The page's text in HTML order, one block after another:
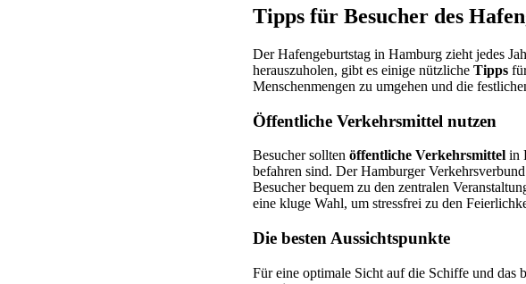
Tipps für Besucher des
Der Hafengeburtstag in Hamburg zieht jedes
herauszuholen, gibt es einige nützliche Tipps
Menschenmengen zu umgehen und die
Öffentliche Verkehrsmittel nutzen
Besucher sollten öffentliche Verkehrsmittel in
befahren sind. Der Hamburger
Besucher bequem zu den zentralen
eine kluge Wahl, um stressfrei zu den
Die besten Aussichtspunkte
Für eine optimale Sicht auf die Schiffe und das